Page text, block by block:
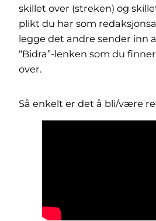
skillet over (streken) og
plikt du har som
legge det andre sender inn
“Bidra”-lenken som du
over.
Så enkelt er det å bli/være